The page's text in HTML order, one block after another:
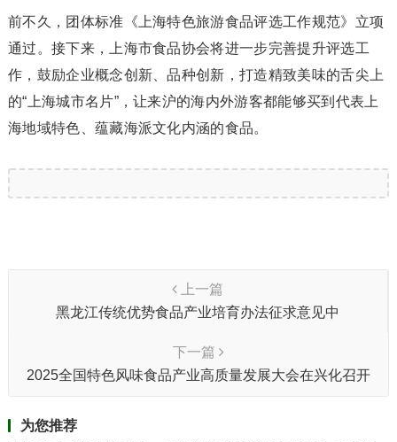
前不久，团体标准《上海特色旅游食品评选工作规范》立项
通过。接下来，上海市食品协会将进一步完善提升评选工
作，鼓励企业概念创新、品种创新，打造精致美味的舌尖上
的“上海城市名片”，让来沪的海内外游客都能够买到代表上
海地域特色、蕴藏海派文化内涵的食品。
上一篇
黑龙江传统优势食品产业培育办法征求意见中
下一篇
2025全国特色风味食品产业高质量发展大会在兴化召开
为您推荐